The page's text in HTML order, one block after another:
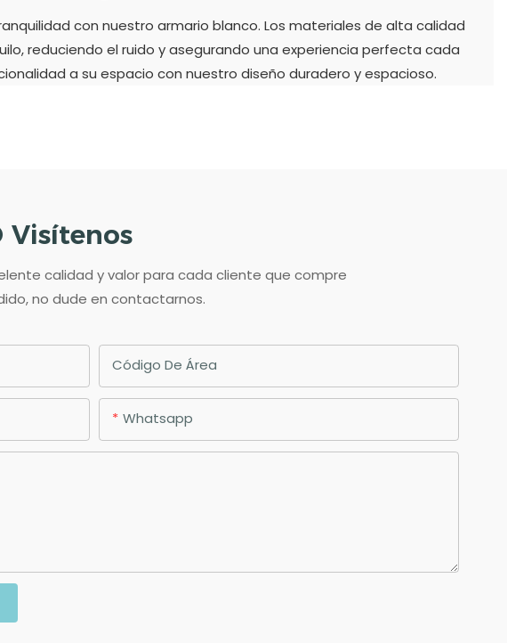
con nuestro armario blanco. Los materiales de alta calidad
reduciendo el ruido y asegurando una experiencia perfecta cada
a su espacio con nuestro diseño duradero y espacioso.
Visítenos
calidad y valor para cada cliente que compre
no dude en contactarnos.
Código De Área
Whatsapp